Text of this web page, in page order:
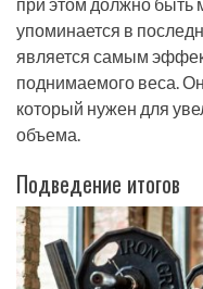
упоминается в
является самым
поднимаемого веса.
который нужен для
объема.
Подведение итогов